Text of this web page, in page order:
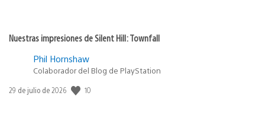
Nuestras impresiones de Silent Hill: Townfall
Phil Hornshaw
Colaborador del Blog de PlayStation
Fecha
29 de julio de 2026 10